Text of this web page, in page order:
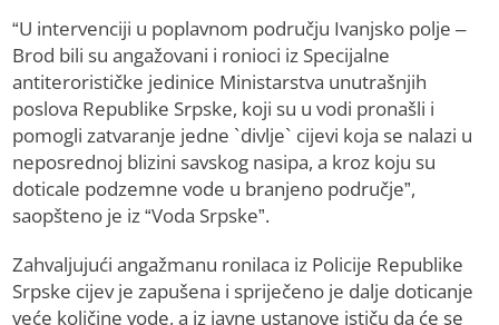
“U intervenciji u poplavnom području Ivanjsko polje –
Brod bili su angažovani i ronioci iz Specijalne
antiterorističke jedinice Ministarstva unutrašnjih
poslova Republike Srpske, koji su u vodi pronašli i
pomogli zatvaranje jedne `divlje` cijevi koja se nalazi u
neposrednoj blizini savskog nasipa, a kroz koju su
doticale podzemne vode u branjeno područje”,
saopšteno je iz “Voda Srpske”.
Zahvaljujući angažmanu ronilaca iz Policije Republike
Srpske cijev je zapušena i spriječeno je dalje doticanje
veće količine vode, a iz javne ustanove ističu da će se